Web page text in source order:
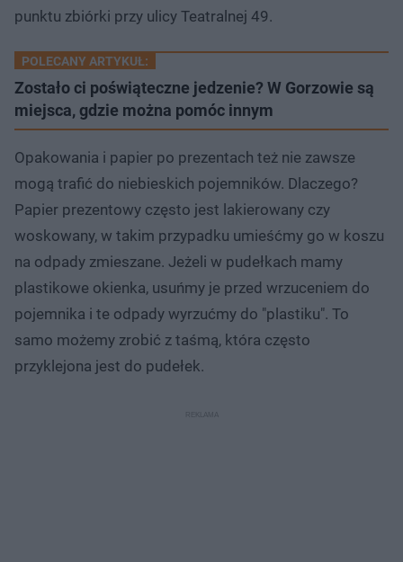
punktu zbiórki przy ulicy Teatralnej 49.
POLECANY ARTYKUŁ:
Zostało ci poświąteczne jedzenie? W Gorzowie są
miejsca, gdzie można pomóc innym
Opakowania i papier po prezentach też nie zawsze
mogą trafić do niebieskich pojemników. Dlaczego?
Papier prezentowy często jest lakierowany czy
woskowany, w takim przypadku umieśćmy go w koszu
na odpady zmieszane. Jeżeli w pudełkach mamy
plastikowe okienka, usuńmy je przed wrzuceniem do
pojemnika i te odpady wyrzućmy do "plastiku". To
samo możemy zrobić z taśmą, która często
przyklejona jest do pudełek.